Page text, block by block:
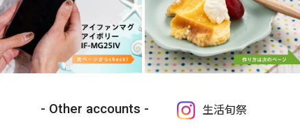
Other accounts 生活旬祭